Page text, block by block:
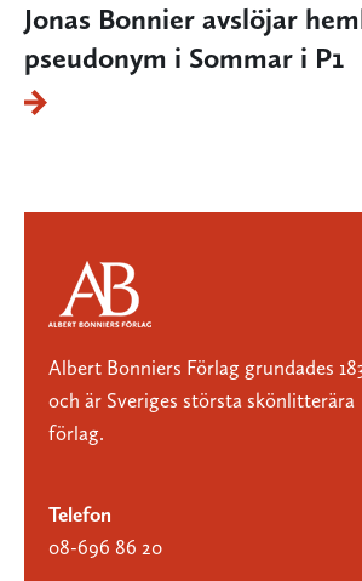
Jonas Bonnier avslöjar
pseudonym i Sommar i P1
Albert Bonniers Förlag grundades
och är Sveriges största skönlitterära
förlag.
Telefon
08-696 86 20